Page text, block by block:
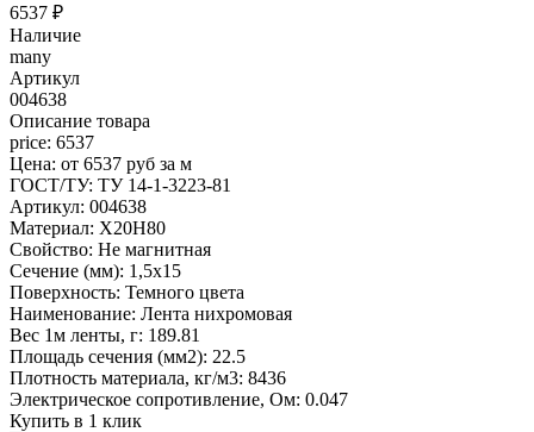
6537 ₽
Наличие
many
Артикул
004638
Описание товара
price: 6537
Цена: от 6537 руб за м
ГОСТ/ТУ: ТУ 14-1-3223-81
Артикул: 004638
Материал: Х20Н80
Свойство: Не магнитная
Сечение (мм): 1,5x15
Поверхность: Темного цвета
Наименование: Лента нихромовая
Вес 1м ленты, г: 189.81
Площадь сечения (мм2): 22.5
Плотность материала, кг/м3: 8436
Электрическое сопротивление, Ом: 0.047
Купить в 1 клик